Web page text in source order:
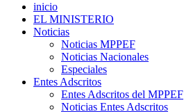
inicio
EL MINISTERIO
Noticias
Noticias MPPEF
Noticias Nacionales
Especiales
Entes Adscritos
Entes Adscritos del MPPEF
Noticias Entes Adscritos